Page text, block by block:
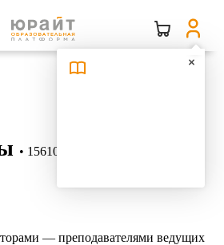
15610 авторов
— преподавателями ведущих